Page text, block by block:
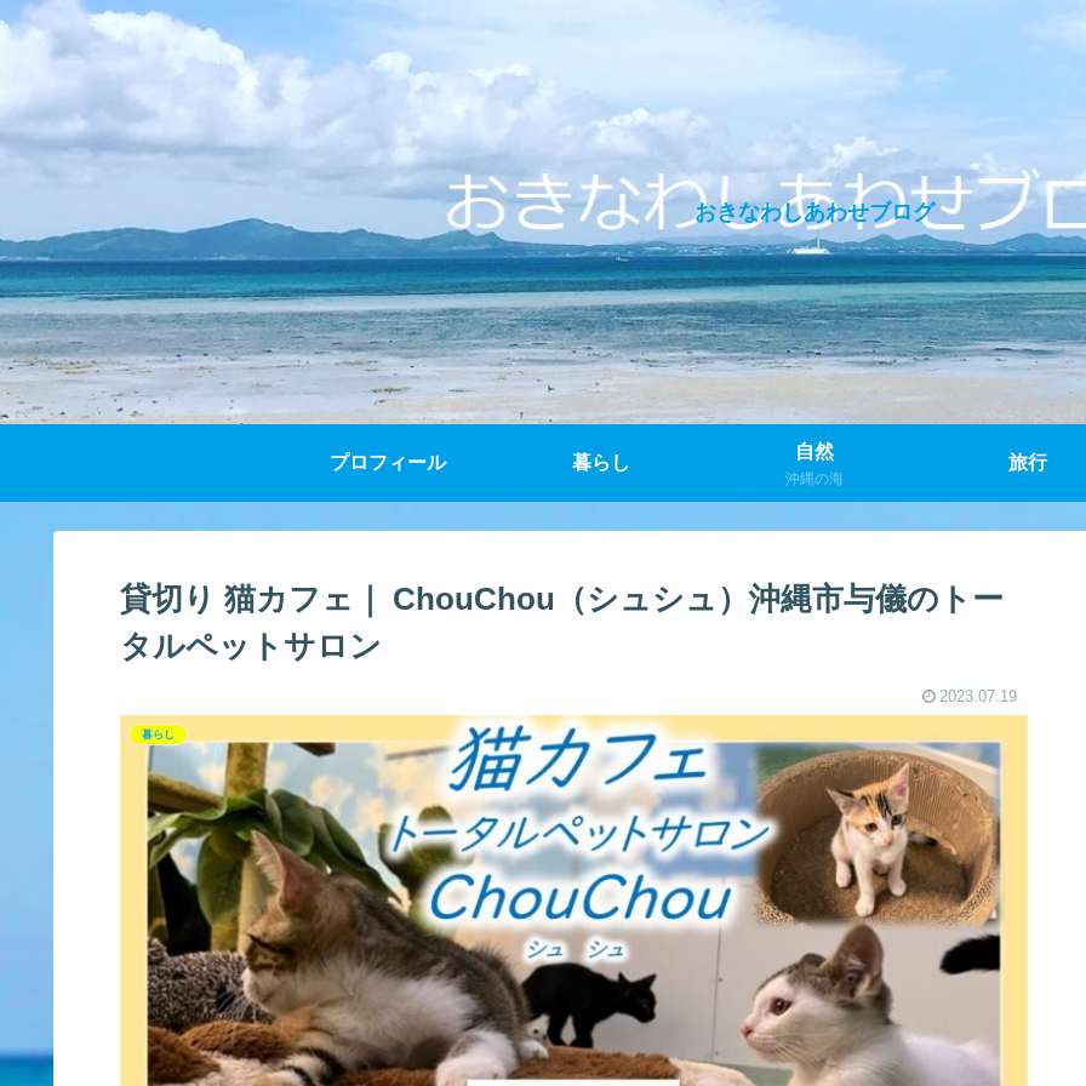
おきなわしあわせブログ
プロフィール 暮らし
自然
沖縄の海
旅行
貸切り 猫カフェ｜ ChouChou（シュシュ）沖縄市与儀のトー
タルペットサロン
2023.07.19
暮らし